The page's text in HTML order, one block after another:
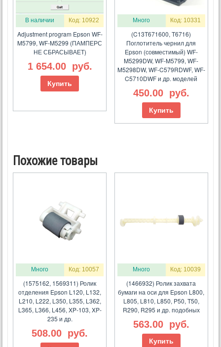
В наличии Код: 10922
Adjustment program Epson WF-
M5799, WF-M5299 (ПАМПЕРС
НЕ СБРАСЫВАЕТ)
1 654.00 руб.
Купить
Много Код: 10331
(C13T671600, T6716)
Поглотитель чернил для
Epson (совместимый) WF-
M5299DW, WF-M5799, WF-
M5298DW, WF-C579RDWF, WF-
C5710DWF и др. моделей
450.00 руб.
Купить
Похожие товары
Много Код: 10057
(1575162, 1569311) Ролик
отделения Epson L120, L132,
L210, L222, L350, L355, L362,
L365, L366, L456, XP-103, XP-
235 и др.
508.00 руб.
Много Код: 10039
(1466932) Ролик захвата
бумаги на оси для Epson L800,
L805, L810, L850, P50, T50,
R290, R295 и др. подобных
563.00 руб.
Купить